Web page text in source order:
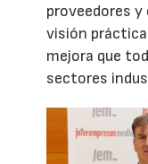
proveedores
visión
mejora que
sectores